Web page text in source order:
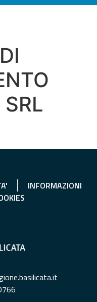
INFORMAZIONI